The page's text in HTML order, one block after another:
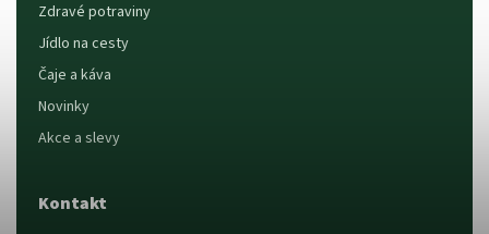
Zdravé potraviny
Jídlo na cesty
Čaje a káva
Novinky
Akce a slevy
Kontakt